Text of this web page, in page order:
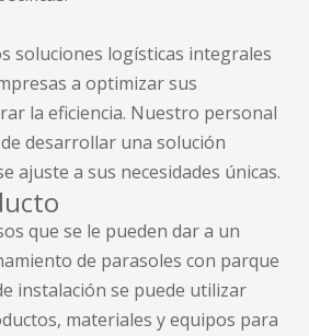
soluciones logísticas integrales
a optimizar sus
la eficiencia. Nuestro personal
desarrollar una solución
ajuste a sus necesidades únicas.
que se le pueden dar a un
de parasoles con parque
instalación se puede utilizar
materiales y equipos para